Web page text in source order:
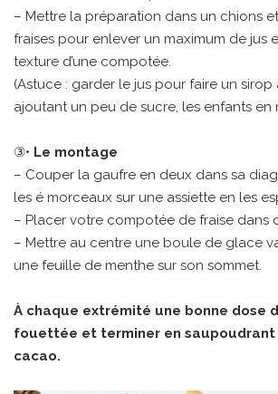
– Mettre la préparation dans un chions
fraises pour enlever un maximum de jus
texture d’une compotée.
(Astuce : garder le jus pour faire un sirop
ajoutant un peu de sucre, les enfants en
③• Le montage
– Couper la gaufre en deux dans sa
les é morceaux sur une assiette en les
– Placer votre compotée de fraise dans
– Mettre au centre une boule de glace
une feuille de menthe sur son sommet.
À chaque extrémité une bonne dose
fouettée et terminer en
cacao.